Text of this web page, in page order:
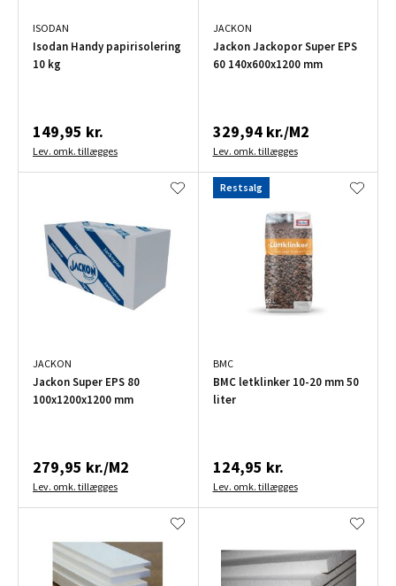
ISODAN
Isodan Handy papirisolering
10 kg
149,95 kr.
Lev. omk. tillægges
JACKON
Jackon Jackopor Super EPS
60 140x600x1200 mm
329,94 kr./M2
Lev. omk. tillægges
JACKON
Jackon Super EPS 80
100x1200x1200 mm
279,95 kr./M2
Lev. omk. tillægges
Restsalg
BMC
BMC letklinker 10-20 mm 50
liter
124,95 kr.
Lev. omk. tillægges